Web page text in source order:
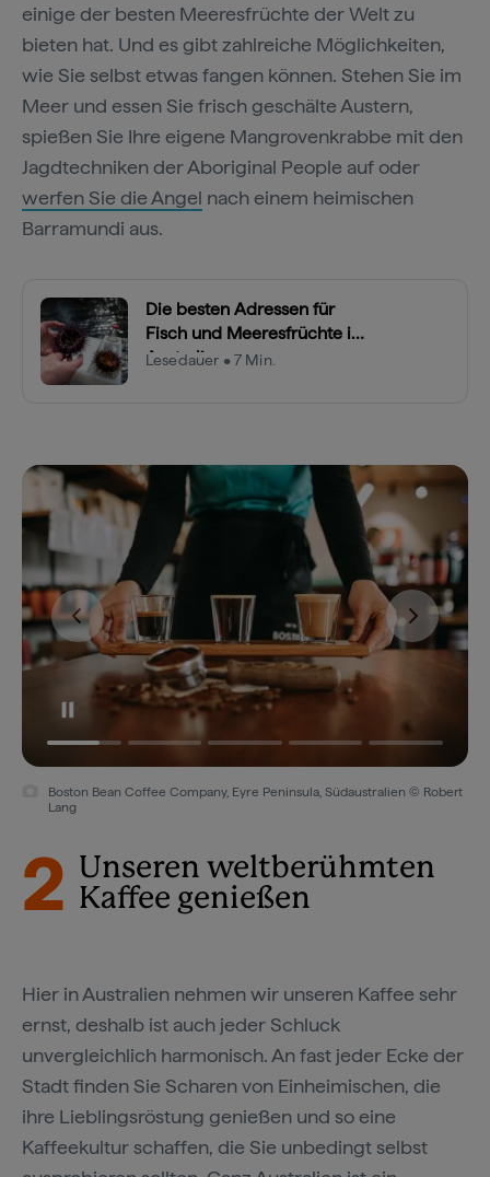
einige der besten Meeresfrüchte der Welt zu
bieten hat. Und es gibt zahlreiche Möglichkeiten,
wie Sie selbst etwas fangen können. Stehen Sie im
Meer und essen Sie frisch geschälte Austern,
spießen Sie Ihre eigene Mangrovenkrabbe mit den
Jagdtechniken der Aboriginal People auf oder
werfen Sie die Angel nach einem heimischen
Barramundi aus.
Die besten Adressen für
Fisch und Meeresfrüchte in
Australien
Lesedauer • 7 Min.
Boston Bean Coffee Company, Eyre Peninsula, Südaustralien © Robert
Lang
2
Unseren weltberühmten
Kaffee genießen
Hier in Australien nehmen wir unseren Kaffee sehr
ernst, deshalb ist auch jeder Schluck
unvergleichlich harmonisch. An fast jeder Ecke der
Stadt finden Sie Scharen von Einheimischen, die
ihre Lieblingsröstung genießen und so eine
Kaffeekultur schaffen, die Sie unbedingt selbst